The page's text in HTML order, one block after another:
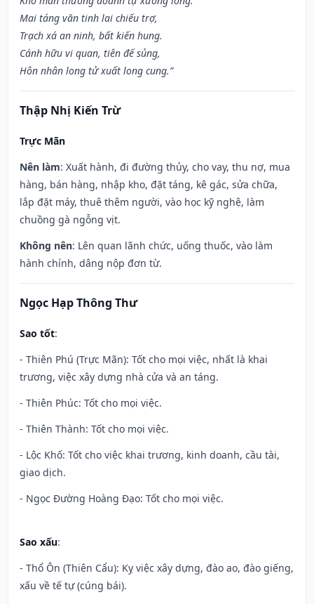
Mai táng văn tinh lai chiếu trợ,
Trạch xá an ninh, bất kiến hung.
Cánh hữu vi quan, tiên đế sủng,
Hôn nhân long tử xuất long cung.”
Thập Nhị Kiến Trừ
Trực Mãn
Nên làm: Xuất hành, đi đường thủy, cho vay, thu nợ, mua
hàng, bán hàng, nhập kho, đặt táng, kê gác, sửa chữa,
lắp đặt máy, thuê thêm người, vào học kỹ nghệ, làm
chuồng gà ngỗng vịt.
Không nên: Lên quan lãnh chức, uống thuốc, vào làm
hành chính, dâng nộp đơn từ.
Ngọc Hạp Thông Thư
Sao tốt:
- Thiên Phú (Trực Mãn): Tốt cho mọi việc, nhất là khai
trương, việc xây dựng nhà cửa và an táng.
- Thiên Phúc: Tốt cho mọi việc.
- Thiên Thành: Tốt cho mọi việc.
- Lộc Khố: Tốt cho việc khai trương, kinh doanh, cầu tài,
giao dịch.
- Ngọc Đường Hoàng Đạo: Tốt cho mọi việc.
Sao xấu:
- Thổ Ôn (Thiên Cẩu): Kỵ việc xây dựng, đào ao, đào giếng,
xấu về tế tự (cúng bái).